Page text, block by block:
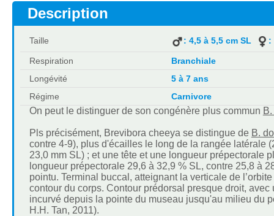
Description
Taille : 4,5 à 5,5 cm SL :
Respiration
Branchiale
Longévité
5 à 7 ans
Régime
Carnivore
On peut le distinguer de son congénère plus commun
Pls précisément, Brevibora cheeya se distingue de B.
contre 4-9), plus d'écailles le long de la rangée latérale
23,0 mm SL) ; et une tête et une longueur prépectorale
longueur prépectorale 29,6 à 32,9 % SL, contre 25,8 à
pointu. Terminal buccal, atteignant la verticale de
contour du corps. Contour prédorsal presque droit,
incurvé depuis la pointe du museau jusqu'au milieu du
H.H. Tan, 2011).